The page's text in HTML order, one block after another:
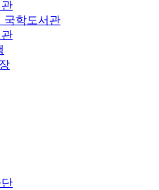
국학도서관